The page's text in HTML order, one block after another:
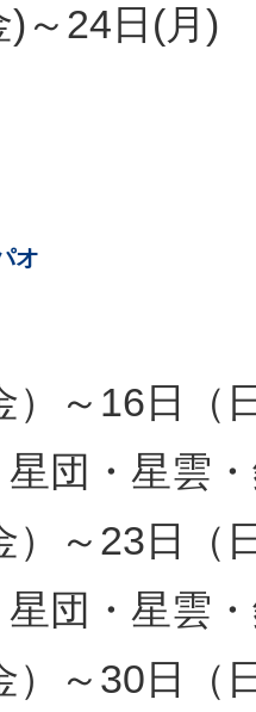
)～24日(月)
オ
）～16日（
団・星雲
）～23日（
団・星雲
）～30日（